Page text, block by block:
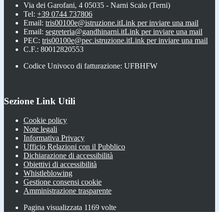
Via dei Garofani, 4 05035 - Narni Scalo (Terni)
Tel: +39 0744 737806
Email: tris00100e@istruzione.itLink per inviare una mail
Email: segreteria@gandhinarni.itLink per inviare una mail
PEC: tris00100e@pec.istruzione.itLink per inviare una mail
C.F.: 80012820553
Codice Univoco di fatturazione: UFBHFW
Sezione Link Utili
Cookie policy
Note legali
Informativa Privacy
Ufficio Relazioni con il Pubblico
Dichiarazione di accessibilità
Obiettivi di accessibilità
Whistleblowing
Gestione consensi cookie
Amministrazione trasparente
Pagina visualizzata 1169 volte